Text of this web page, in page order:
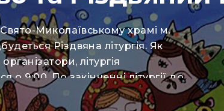
Свято-Миколаївському храмі м.
Різдвяна літургія. Як
літургія
о 9:00. По закінченні літургії до
вирушать гурти колядників.
відкрити двері своєї оселі